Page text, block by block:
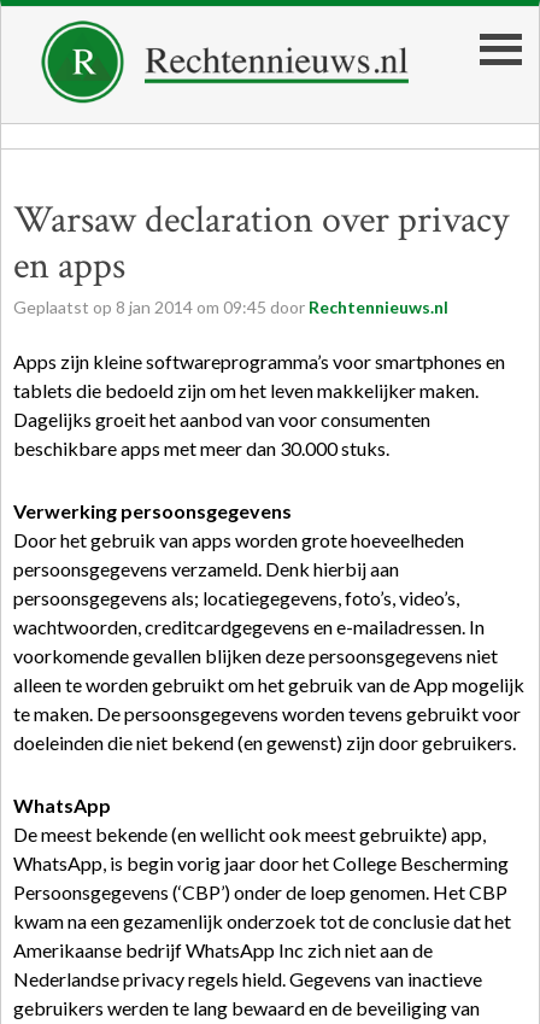
Warsaw declaration over privacy
en apps
Geplaatst op 8 jan 2014 om 09:45 door Rechtennieuws.nl
Apps zijn kleine softwareprogramma’s voor smartphones en
tablets die bedoeld zijn om het leven makkelijker maken.
Dagelijks groeit het aanbod van voor consumenten
beschikbare apps met meer dan 30.000 stuks.
Verwerking persoonsgegevens
Door het gebruik van apps worden grote hoeveelheden
persoonsgegevens verzameld. Denk hierbij aan
persoonsgegevens als; locatiegegevens, foto’s, video’s,
wachtwoorden, creditcardgegevens en e-mailadressen. In
voorkomende gevallen blijken deze persoonsgegevens niet
alleen te worden gebruikt om het gebruik van de App mogelijk
te maken. De persoonsgegevens worden tevens gebruikt voor
doeleinden die niet bekend (en gewenst) zijn door gebruikers.
WhatsApp
De meest bekende (en wellicht ook meest gebruikte) app,
WhatsApp, is begin vorig jaar door het College Bescherming
Persoonsgegevens (‘CBP’) onder de loep genomen. Het CBP
kwam na een gezamenlijk onderzoek tot de conclusie dat het
Amerikaanse bedrijf WhatsApp Inc zich niet aan de
Nederlandse privacy regels hield. Gegevens van inactieve
gebruikers werden te lang bewaard en de beveiliging van